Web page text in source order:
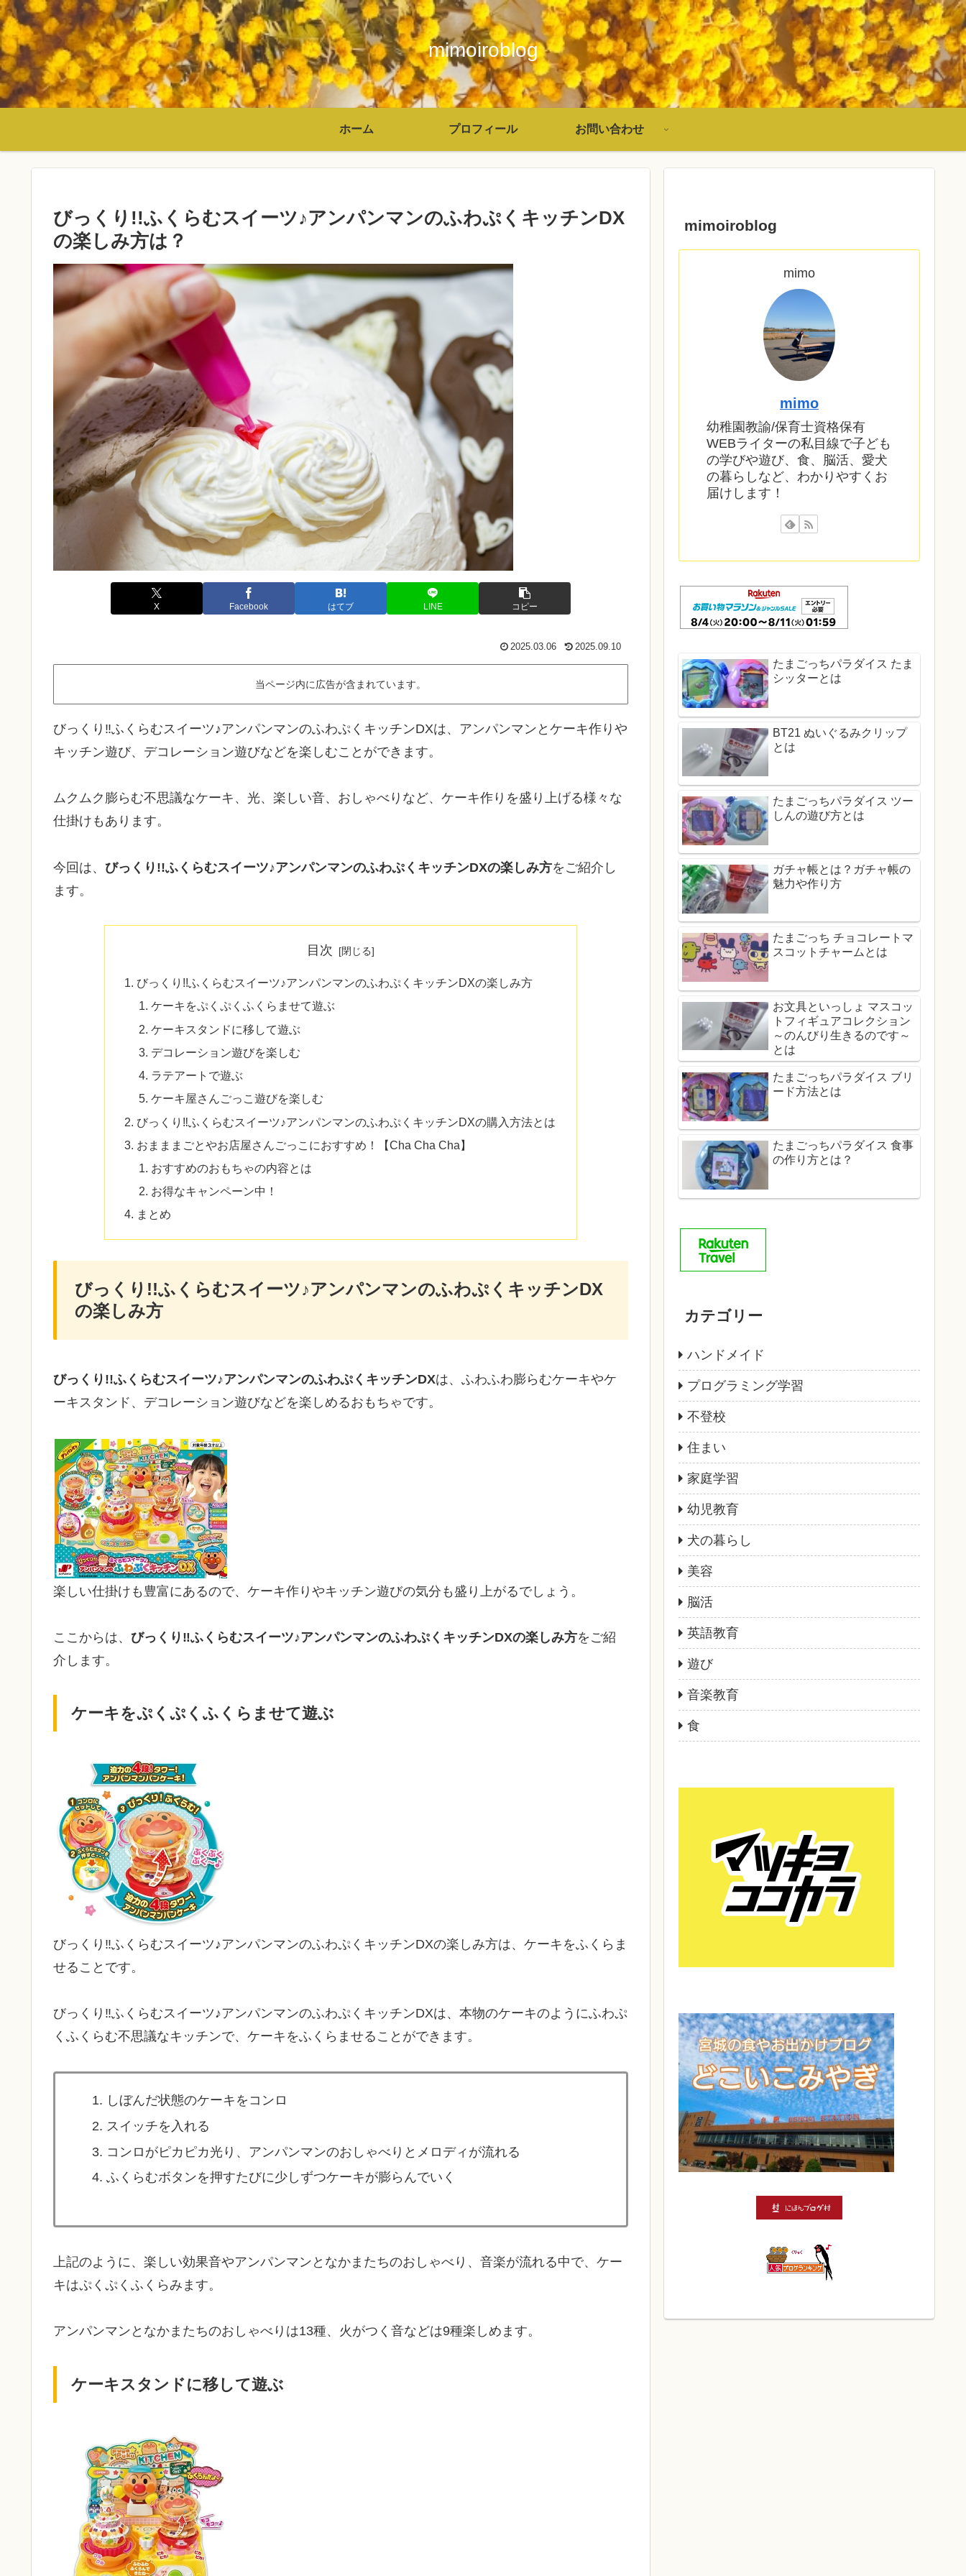
mimoiroblog
ホーム プロフィール お問い合わせ
びっくり!!ふくらむスイーツ♪アンパンマンのふわぷくキッチンDX
の楽しみ方は？
X Facebook はてブ LINE コピー
2025.03.06 2025.09.10
当ページ内に広告が含まれています。
びっくり‼ふくらむスイーツ♪アンパンマンのふわぷくキッチンDXは、アンパンマンとケーキ作りや
キッチン遊び、デコレーション遊びなどを楽しむことができます。
ムクムク膨らむ不思議なケーキ、光、楽しい音、おしゃべりなど、ケーキ作りを盛り上げる様々な
仕掛けもあります。
今回は、 びっくり!!ふくらむスイーツ♪アンパンマンのふわぷくキッチンDXの楽しみ方をご紹介し
ます。
目次
びっくり!!ふくらむスイーツ♪アンパンマンのふわぷくキッチンDXの楽しみ方
ケーキをぷくぷくふくらませて遊ぶ
ケーキスタンドに移して遊ぶ
デコレーション遊びを楽しむ
ラテアートで遊ぶ
ケーキ屋さんごっこ遊びを楽しむ
びっくり‼ふくらむスイーツ♪アンパンマンのふわぷくキッチンDXの購入方法とは
おまままごとやお店屋さんごっこにおすすめ！【Cha Cha Cha】
おすすめのおもちゃの内容とは
お得なキャンペーン中！
まとめ
びっくり!!ふくらむスイーツ♪アンパンマンのふわぷくキッチンDX
の楽しみ方
びっくり!!ふくらむスイーツ♪アンパンマンのふわぷくキッチンDXは、ふわふわ膨らむケーキやケ
ーキスタンド、デコレーション遊びなどを楽しめるおもちゃです。
楽しい仕掛けも豊富にあるので、ケーキ作りやキッチン遊びの気分も盛り上がるでしょう。
ここからは、 びっくり‼ふくらむスイーツ♪アンパンマンのふわぷくキッチンDXの楽しみ方をご紹
介します。
ケーキをぷくぷくふくらませて遊ぶ
びっくり‼ふくらむスイーツ♪アンパンマンのふわぷくキッチンDXの楽しみ方は、ケーキをふくらま
せることです。
びっくり‼ふくらむスイーツ♪アンパンマンのふわぷくキッチンDXは、本物のケーキのようにふわぷ
くふくらむ不思議なキッチンで、ケーキをふくらませることができます。
しぼんだ状態のケーキをコンロ
スイッチを入れる
コンロがピカピカ光り、アンパンマンのおしゃべりとメロディが流れる
ふくらむボタンを押すたびに少しずつケーキが膨らんでいく
上記のように、楽しい効果音やアンパンマンとなかまたちのおしゃべり、音楽が流れる中で、ケー
キはぷくぷくふくらみます。
アンパンマンとなかまたちのおしゃべりは13種、火がつく音などは9種楽しめます。
ケーキスタンドに移して遊ぶ
mimoiroblog
mimo
mimo
幼稚園教諭/保育士資格保有
WEBライターの私目線で子ども
の学びや遊び、食、脳活、愛犬
の暮らしなど、わかりやすくお
届けします！
たまごっちパラダイス たま
シッターとは
BT21 ぬいぐるみクリップ
とは
たまごっちパラダイス ツー
しんの遊び方とは
ガチャ帳とは？ガチャ帳の
魅力や作り方
たまごっち チョコレートマ
スコットチャームとは
お文具といっしょ マスコッ
トフィギュアコレクション
～のんびり生きるのです～
とは
たまごっちパラダイス ブリ
ード方法とは
たまごっちパラダイス 食事
の作り方とは？
カテゴリー
ハンドメイド
プログラミング学習
不登校
住まい
家庭学習
幼児教育
犬の暮らし
美容
脳活
英語教育
遊び
音楽教育
食